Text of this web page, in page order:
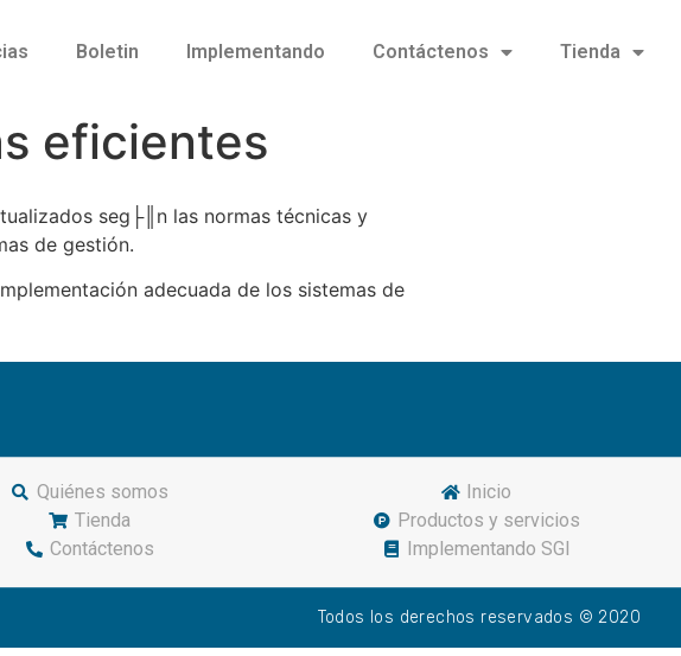
Boletin Implementando Contáctenos Tienda
eficientes
seg├║n las normas técnicas y
de gestión.
adecuada de los sistemas de
Quiénes somos
Tienda
Contáctenos
Inicio
Productos y servicios
Implementando SGI
Todos los derechos reservados © 2020